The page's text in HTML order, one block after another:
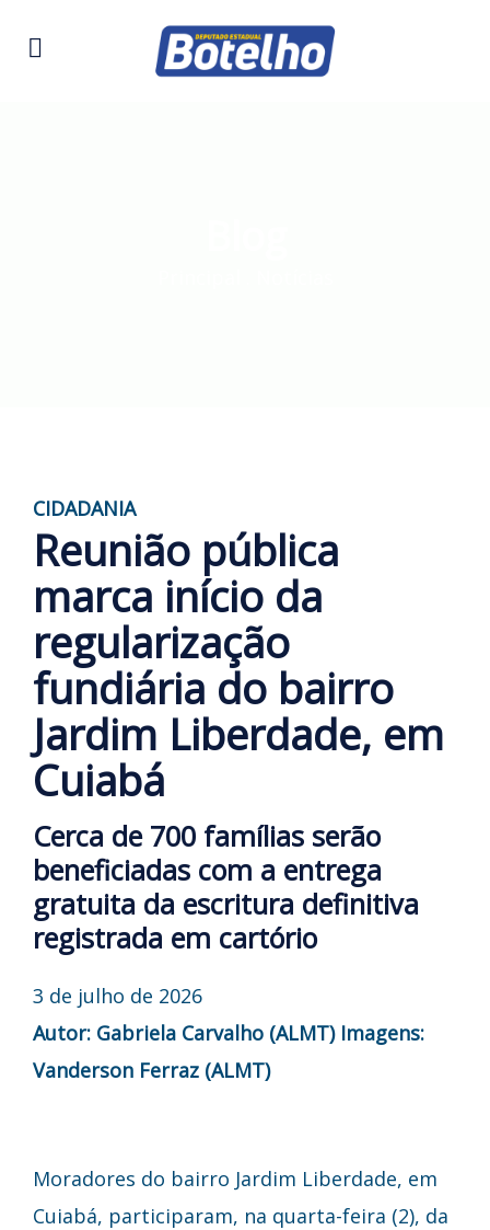
CIDADANIA
Reunião pública
marca início da
regularização
fundiária do bairro
Jardim Liberdade, em
Cuiabá
Cerca de 700 famílias serão
beneficiadas com a entrega
gratuita da escritura definitiva
registrada em cartório
3 de julho de 2026
Autor: Gabriela Carvalho (ALMT) Imagens:
Vanderson Ferraz (ALMT)
Moradores do bairro Jardim Liberdade, em
Cuiabá, participaram, na quarta-feira (2), da